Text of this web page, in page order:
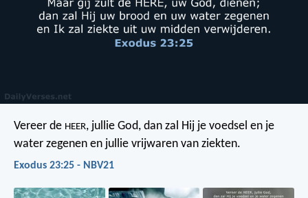
Vereer de HEER, jullie God, dan zal Hij je voedsel en je
water zegenen en jullie vrijwaren van ziekten.
Exodus 23:25 - NBV21